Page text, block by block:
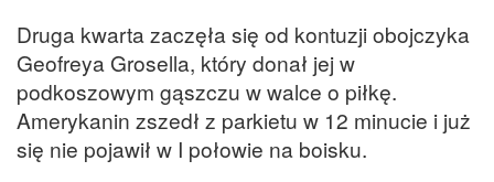
Druga kwarta zaczęła się od kontuzji obojczyka
Geofreya Grosella, który donał jej w
podkoszowym gąszczu w walce o piłkę.
Amerykanin zszedł z parkietu w 12 minucie i już
się nie pojawił w I połowie na boisku.